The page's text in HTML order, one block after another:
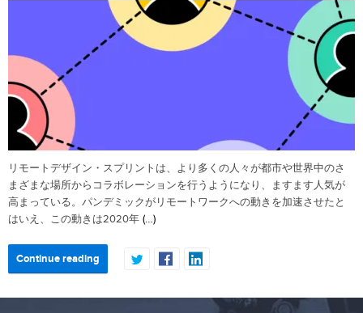
リモートデザイン・スプリントは、より多くの人々が都市や世界中のさ
まざまな場所からコラボレーションを行うようになり、ますます人気が
高まっている。パンデミックがリモートワークへの動きを加速させたと
はいえ、この動きは2020年 (…)
Continue reading